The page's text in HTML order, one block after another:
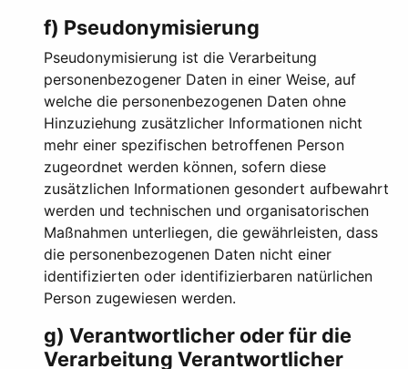
f) Pseudonymisierung
Pseudonymisierung ist die Verarbeitung
personenbezogener Daten in einer Weise, auf
welche die personenbezogenen Daten ohne
Hinzuziehung zusätzlicher Informationen nicht
mehr einer spezifischen betroffenen Person
zugeordnet werden können, sofern diese
zusätzlichen Informationen gesondert aufbewahrt
werden und technischen und organisatorischen
Maßnahmen unterliegen, die gewährleisten, dass
die personenbezogenen Daten nicht einer
identifizierten oder identifizierbaren natürlichen
Person zugewiesen werden.
g) Verantwortlicher oder für die
Verarbeitung Verantwortlicher